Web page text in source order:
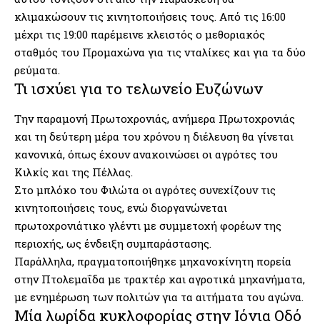
κλιμακώσουν τις κινητοποιήσεις τους. Από τις 16:00
μέχρι τις 19:00 παρέμεινε κλειστός ο μεθοριακός
σταθμός του Προμαχώνα για τις νταλίκες και για τα δύο
ρεύματα.
Τι ισχύει για το τελωνείο Ευζώνων
Την παραμονή Πρωτοχρονιάς, ανήμερα Πρωτοχρονιάς
και τη δεύτερη μέρα του χρόνου η διέλευση θα γίνεται
κανονικά, όπως έχουν ανακοινώσει οι αγρότες του
Κιλκίς και της Πέλλας.
Στο μπλόκο του Φιλώτα οι αγρότες συνεχίζουν τις
κινητοποιήσεις τους, ενώ διοργανώνεται
πρωτοχρονιάτικο γλέντι με συμμετοχή φορέων της
περιοχής, ως ένδειξη συμπαράστασης.
Παράλληλα, πραγματοποιήθηκε μηχανοκίνητη πορεία
στην Πτολεμαΐδα με τρακτέρ και αγροτικά μηχανήματα,
με ενημέρωση των πολιτών για τα αιτήματα του αγώνα.
Μία λωρίδα κυκλοφορίας στην Ιόνια Οδό